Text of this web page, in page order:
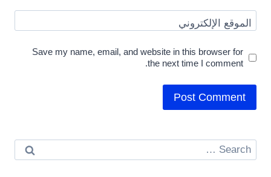
الموقع الإلكتروني
Save my name, email, and website in this browser for
the next time I comment.
Search
for: